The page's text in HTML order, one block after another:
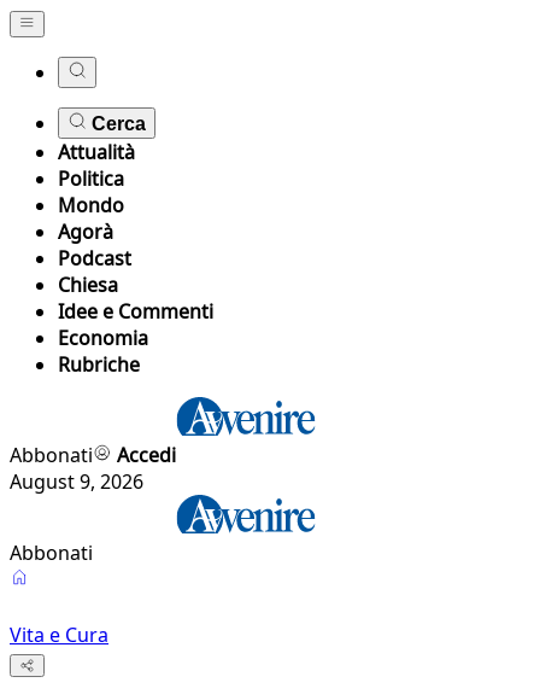
Cerca
Attualità
Politica
Mondo
Agorà
Podcast
Chiesa
Idee e Commenti
Economia
Rubriche
Abbonati
Accedi
August 9, 2026
Abbonati
Vita e Cura